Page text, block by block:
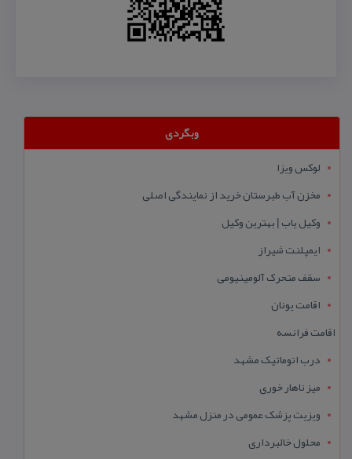
وبگردی
لوکس ویزا
مخزن آب طبرستان خرید از نمایندگی اصلی
وکیل یاب | بهترین وکیل
ایمپلنت شیراز
سقف متحرک آلومینیومی
اقامت یونان
اقامت فرانسه
درب اتوماتیک مشهد
میز ناهار خوری
ویزیت پزشک عمومی در منزل مشهد
محلول خالبرداری